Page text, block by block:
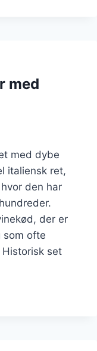
med
med dybe
italiensk ret,
den har
der er
som ofte
set